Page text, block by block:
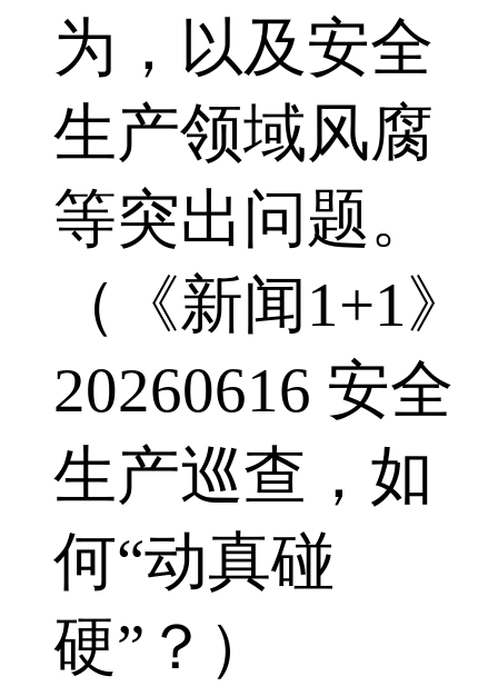
为，以及安全
生产领域风腐
等突出问题。
（《新闻1+1》
20260616 安全
生产巡查，如
何“动真碰
硬”？）